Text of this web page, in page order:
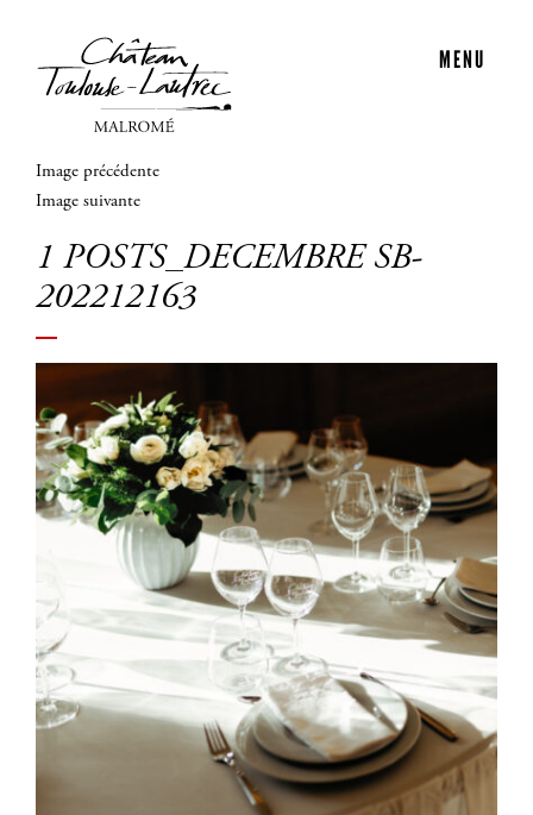
MENU
Image précédente
Image suivante
1 POSTS_DECEMBRE SB-
202212163